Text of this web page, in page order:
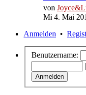
von
Mi 4. Mai
Anmelden •
Benutzername:
|